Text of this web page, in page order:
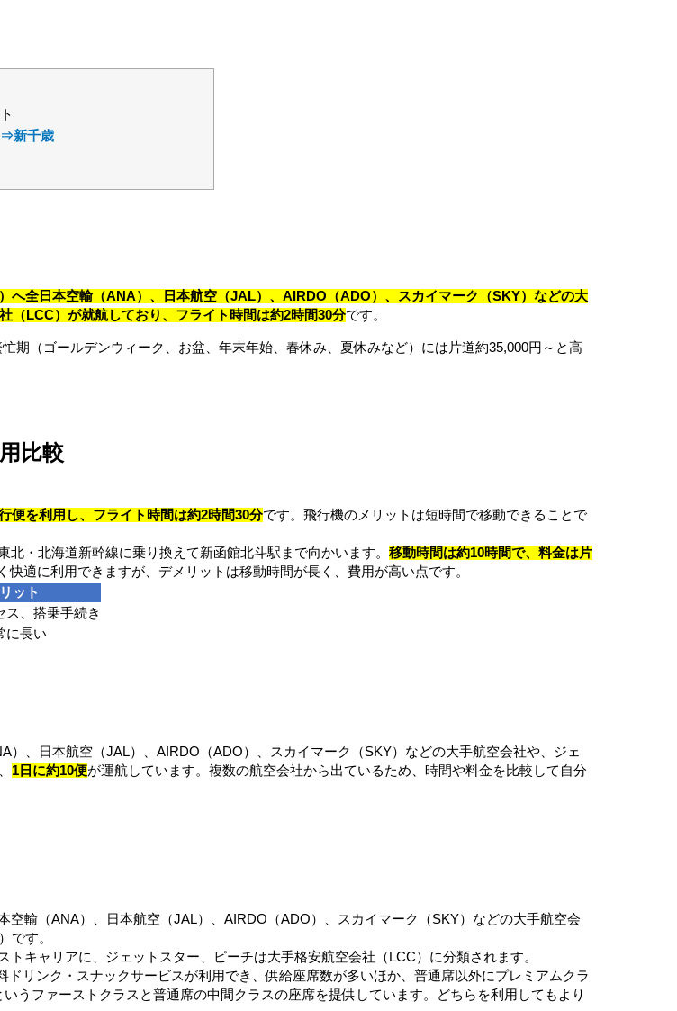
新千歳
へ全日本空輸（ANA）、日本航空（JAL）、AIRDO（ADO）、スカイマーク（SKY）などの大
（LCC）が就航しており、フライト時間は約2時間30分です。
期（ゴールデンウィーク、お盆、年末年始、春休み、夏休みなど）には片道約35,000円～と高
比較
便を利用し、フライト時間は約2時間30分です。飛行機のメリットは短時間で移動できることで
・北海道新幹線に乗り換えて新函館北斗駅まで向かいます。 移動時間は約10時間で、料金は片
適に利用できますが、デメリットは移動時間が長く、費用が高い点です。
ット
ス、搭乗手続き
に長い
、日本航空（JAL）、AIRDO（ADO）、スカイマーク（SKY）などの大手航空会社や、ジェ
1日に約10便が運航しています。複数の航空会社から出ているため、時間や料金を比較して自分
輸（ANA）、日本航空（JAL）、AIRDO（ADO）、スカイマーク（SKY）などの大手航空会
です。
キャリアに、ジェットスター、ピーチは大手格安航空会社（LCC）に分類されます。
リンク・スナックサービスが利用でき、供給座席数が多いほか、普通席以外にプレミアムクラ
うファーストクラスと普通席の中間クラスの座席を提供しています。どちらを利用してもより